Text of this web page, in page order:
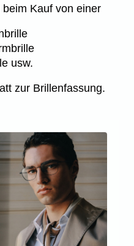
Kauf von einer
usw.
zur Brillenfassung.